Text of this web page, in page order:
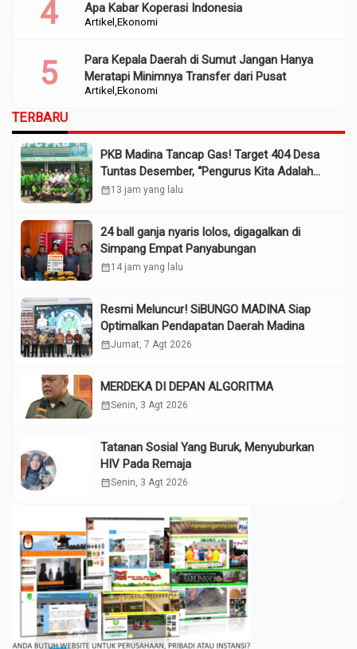
Artikel Ekonomi
Apa Kabar Koperasi Indonesia
Artikel Ekonomi
Para Kepala Daerah di Sumut Jangan Hanya
Meratapi Minimnya Transfer dari Pusat
TERBARU
PKB Madina Tancap Gas! Target 404 Desa
Tuntas Desember, “Pengurus Kita Adalah
Tokoh”
calendar_month13 jam yang lalu
24 ball ganja nyaris lolos, digagalkan di
Simpang Empat Panyabungan
calendar_month14 jam yang lalu
Resmi Meluncur! SiBUNGO MADINA Siap
Optimalkan Pendapatan Daerah Madina
calendar_monthJumat, 7 Agt 2026
MERDEKA DI DEPAN ALGORITMA
calendar_monthSenin, 3 Agt 2026
Tatanan Sosial Yang Buruk, Menyuburkan
HIV Pada Remaja
calendar_monthSenin, 3 Agt 2026